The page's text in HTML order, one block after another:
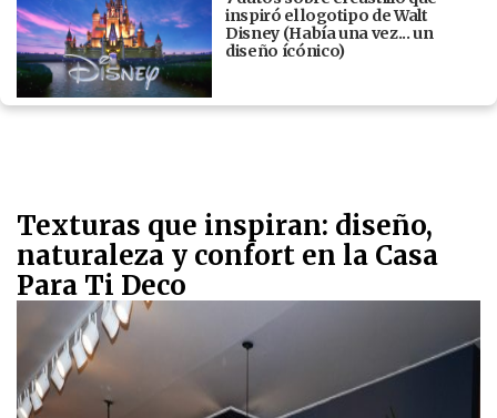
inspiró el logotipo de Walt
Disney (Había una vez... un
diseño ícónico)
Texturas que inspiran: diseño,
naturaleza y confort en la Casa
Para Ti Deco